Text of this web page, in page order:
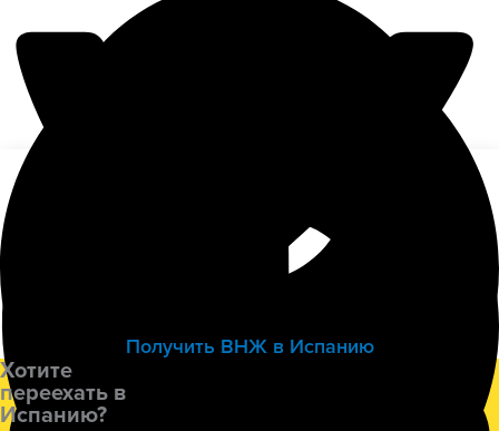
Получить ВНЖ в Испанию
Хотите
переехать в
Испанию?